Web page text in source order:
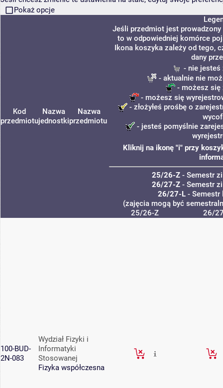
Pokaż opcje
Kod
przedmiotu
Nazwa
jednostki
Nazwa
przedmiotu
Jeśli przedmiot jest
to w odpowiedniej komórce
Ikona koszyka zależy od tego,
dany
- nie jesteś
- aktualnie nie
- możesz się
- możesz się
- złożyłeś prośbę o
- jesteś pomyślnie
Kliknij na ikonę "i" przy
25/26-Z - Semestr
26/27-Z - Semestr
26/27-L -
(zajęcia mogą być
25/26-Z
26/
100-BUD-
2N-083
Wydział Fizyki i
Informatyki
Stosowanej
Fizyka współczesna